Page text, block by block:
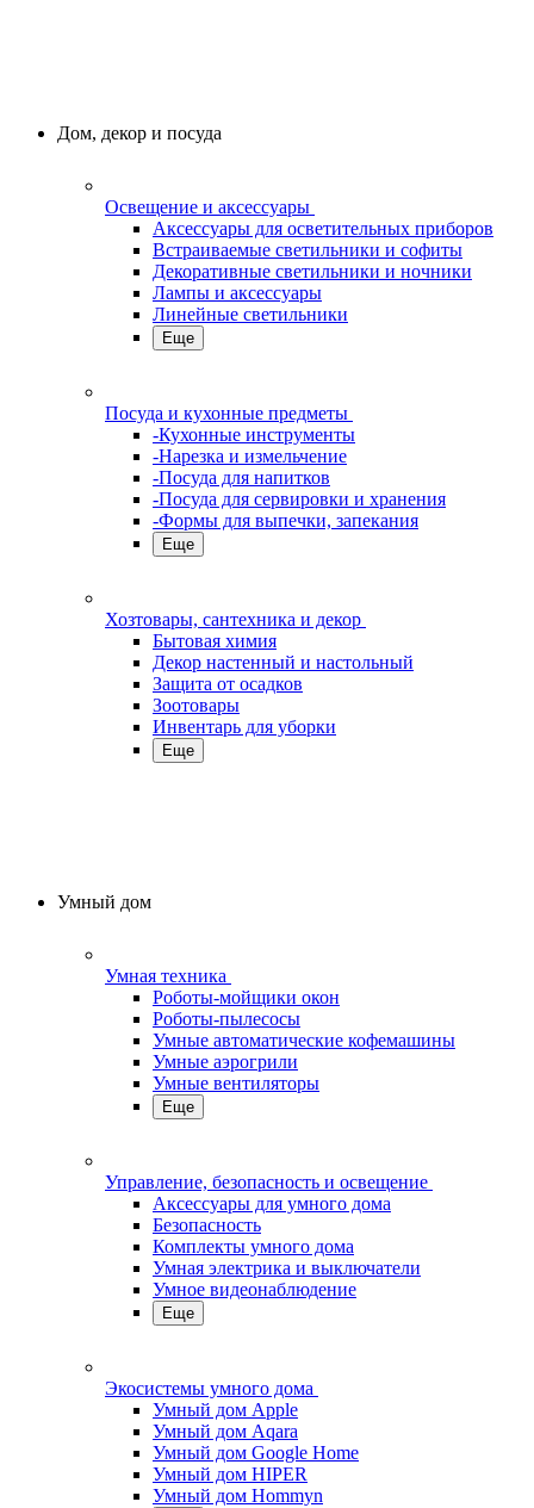
Дом, декор и посуда
Освещение и аксессуары
Аксессуары для осветительных приборов
Встраиваемые светильники и софиты
Декоративные светильники и ночники
Лампы и аксессуары
Линейные светильники
Еще
Посуда и кухонные предметы
-Кухонные инструменты
-Нарезка и измельчение
-Посуда для напитков
-Посуда для сервировки и хранения
-Формы для выпечки, запекания
Еще
Хозтовары, сантехника и декор
Бытовая химия
Декор настенный и настольный
Защита от осадков
Зоотовары
Инвентарь для уборки
Еще
Умный дом
Умная техника
Роботы-мойщики окон
Роботы-пылесосы
Умные автоматические кофемашины
Умные аэрогрили
Умные вентиляторы
Еще
Управление, безопасность и освещение
Аксессуары для умного дома
Безопасность
Комплекты умного дома
Умная электрика и выключатели
Умное видеонаблюдение
Еще
Экосистемы умного дома
Умный дом Apple
Умный дом Aqara
Умный дом Google Home
Умный дом HIPER
Умный дом Hommyn